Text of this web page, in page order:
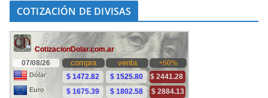
COTIZACIÓN DE DIVISAS